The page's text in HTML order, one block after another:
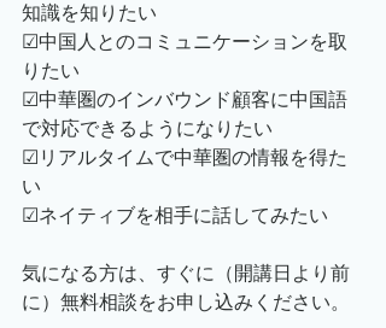
知識を知りたい
☑中国人とのコミュニケーションを取
りたい
☑中華圏のインバウンド顧客に中国語
で対応できるようになりたい
☑リアルタイムで中華圏の情報を得た
い
☑ネイティブを相手に話してみたい
気になる方は、すぐに（開講日より前
に）無料相談をお申し込みください。